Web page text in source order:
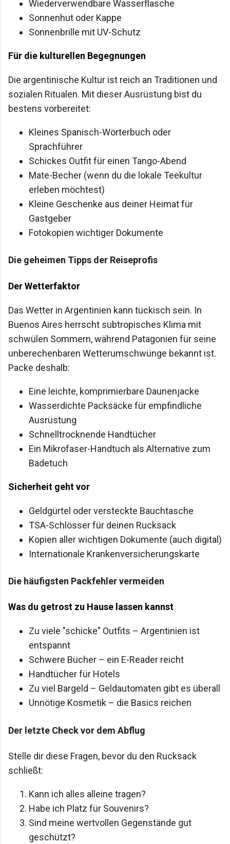
Wiederverwendbare Wasserflasche
Sonnenhut oder Kappe
Sonnenbrille mit UV-Schutz
Für die kulturellen Begegnungen
Die argentinische Kultur ist reich an Traditionen und
sozialen Ritualen. Mit dieser Ausrüstung bist du
bestens vorbereitet:
Kleines Spanisch-Wörterbuch oder
Sprachführer
Schickes Outfit für einen Tango-Abend
Mate-Becher (wenn du die lokale Teekultur
erleben möchtest)
Kleine Geschenke aus deiner Heimat für
Gastgeber
Fotokopien wichtiger Dokumente
Die geheimen Tipps der Reiseprofis
Der Wetterfaktor
Das Wetter in Argentinien kann tückisch sein. In
Buenos Aires herrscht subtropisches Klima mit
schwülen Sommern, während Patagonien für seine
unberechenbaren Wetterumschwünge bekannt ist.
Packe deshalb:
Eine leichte, komprimierbare Daunenjacke
Wasserdichte Packsäcke für empfindliche
Ausrüstung
Schnelltrocknende Handtücher
Ein Mikrofaser-Handtuch als Alternative zum
Badetuch
Sicherheit geht vor
Geldgürtel oder versteckte Bauchtasche
TSA-Schlösser für deinen Rucksack
Kopien aller wichtigen Dokumente (auch digital)
Internationale Krankenversicherungskarte
Die häufigsten Packfehler vermeiden
Was du getrost zu Hause lassen kannst
Zu viele "schicke" Outfits – Argentinien ist
entspannt
Schwere Bücher – ein E-Reader reicht
Handtücher für Hotels
Zu viel Bargeld – Geldautomaten gibt es überall
Unnötige Kosmetik – die Basics reichen
Der letzte Check vor dem Abflug
Stelle dir diese Fragen, bevor du den Rucksack
schließt:
Kann ich alles alleine tragen?
Habe ich Platz für Souvenirs?
Sind meine wertvollen Gegenstände gut
geschützt?